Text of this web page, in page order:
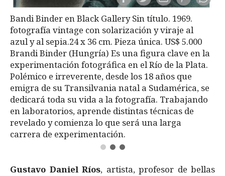
Bandi Binder en Black Gallery Sin título. 1969.
fotografía vintage con solarización y viraje al
azul y al sepia.24 x 36 cm. Pieza única. US$ 5.000
Brandi Binder (Hungría) Es una figura clave en la
experimentación fotográfica en el Río de la Plata.
Polémico e irreverente, desde los 18 años que
emigra de su Transilvania natal a Sudamérica, se
dedicará toda su vida a la fotografía. Trabajando
en laboratorios, aprende distintas técnicas de
revelado y comienza lo que será una larga
carrera de experimentación.
Gustavo Daniel Ríos, artista, profesor de bellas